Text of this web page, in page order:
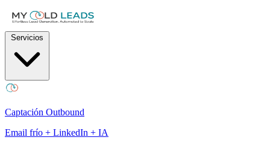
Captación Outbound
Email frío + LinkedIn + IA